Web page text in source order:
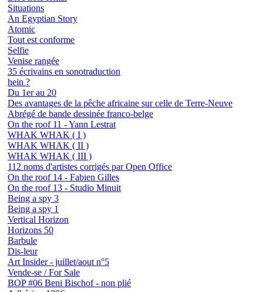
Situations
An Egyptian Story
Atomic
Tout est conforme
Selfie
Venise rangée
35 écrivains en sonotraduction
hein ?
Du 1er au 20
Des avantages de la pêche africaine sur celle de Terre-Neuve
Abrégé de bande dessinée franco-belge
On the roof 11 - Yann Lestrat
WHAK WHAK ( I )
WHAK WHAK ( II )
WHAK WHAK ( III )
112 noms d'artistes corrigés par Open Office
On the roof 14 - Fabien Gilles
On the roof 13 - Studio Minuit
Being a spy 3
Being a spy 1
Vertical Horizon
Horizons 50
Barbule
Dis-leur
Art Insider - juillet/aout n°5
Vende-se / For Sale
BOP #06 Beni Bischof - non plié